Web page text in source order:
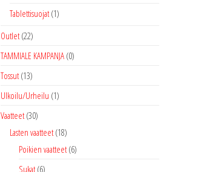
Tablettisuojat (1)
Outlet (22)
TAMMIALE KAMPANJA (0)
Tossut (13)
Ulkoilu/Urheilu (1)
Vaatteet (30)
Lasten vaatteet (18)
Poikien vaatteet (6)
Sukat (6)